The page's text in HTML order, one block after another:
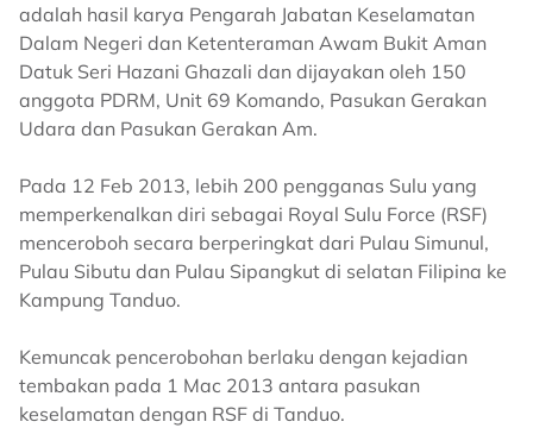
adalah hasil karya Pengarah Jabatan Keselamatan
Dalam Negeri dan Ketenteraman Awam Bukit Aman
Datuk Seri Hazani Ghazali dan dijayakan oleh 150
anggota PDRM, Unit 69 Komando, Pasukan Gerakan
Udara dan Pasukan Gerakan Am.
Pada 12 Feb 2013, lebih 200 pengganas Sulu yang
memperkenalkan diri sebagai Royal Sulu Force (RSF)
menceroboh secara berperingkat dari Pulau Simunul,
Pulau Sibutu dan Pulau Sipangkut di selatan Filipina ke
Kampung Tanduo.
Kemuncak pencerobohan berlaku dengan kejadian
tembakan pada 1 Mac 2013 antara pasukan
keselamatan dengan RSF di Tanduo.